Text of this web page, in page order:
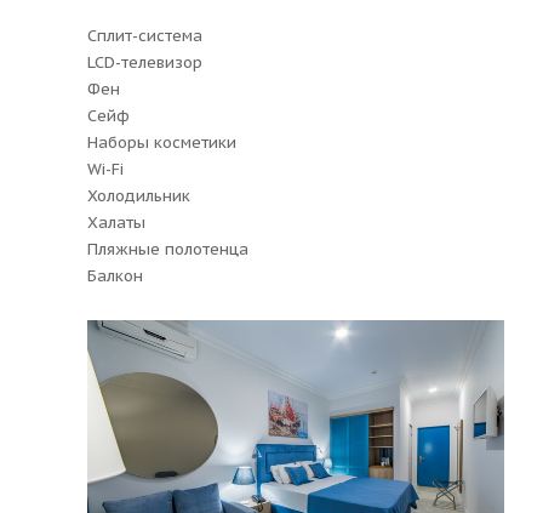
Сплит-система
LCD-телевизор
Фен
Сейф
Наборы косметики
Wi-Fi
Холодильник
Халаты
Пляжные полотенца
Балкон